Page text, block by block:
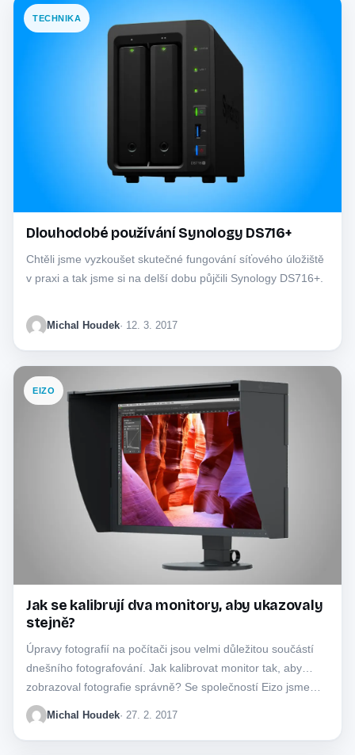
TECHNIKA
Dlouhodobé používání Synology DS716+
Chtěli jsme vyzkoušet skutečné fungování síťového úložiště
v praxi a tak jsme si na delší dobu půjčili Synology DS716+.
Michal Houdek· 12. 3. 2017
EIZO
Jak se kalibrují dva monitory, aby ukazovaly
stejně?
Úpravy fotografií na počítači jsou velmi důležitou součástí
dnešního fotografování. Jak kalibrovat monitor tak, aby
zobrazoval fotografie správně? Se společností Eizo jsme…
Michal Houdek· 27. 2. 2017